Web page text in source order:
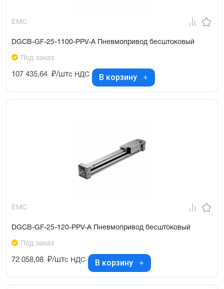
EMC
DGCB-GF-25-1100-PPV-A Пневмопривод бесштоковый
Под заказ
107 435,64 ₽/штс НДС В корзину
EMC
DGCB-GF-25-120-PPV-A Пневмопривод бесштоковый
Под заказ
72 058,08 ₽/штс НДС В корзину